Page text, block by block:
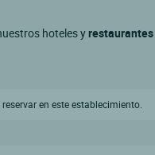
hoteles yrestaurantes
en este establecimiento.